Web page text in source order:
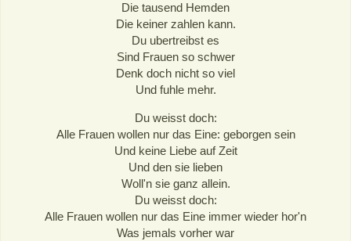
Die tausend Hemden
Die keiner zahlen kann.
Du ubertreibst es
Sind Frauen so schwer
Denk doch nicht so viel
Und fuhle mehr.
Du weisst doch:
Alle Frauen wollen nur das Eine: geborgen sein
Und keine Liebe auf Zeit
Und den sie lieben
Woll'n sie ganz allein.
Du weisst doch:
Alle Frauen wollen nur das Eine immer wieder hor'n
Was jemals vorher war